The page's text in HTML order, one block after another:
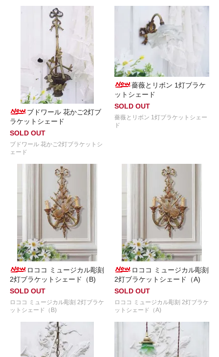
ブドワール 花かご2灯ブ
ラケットシェード
SOLD OUT
ブドワール 花かご2灯ブラケットシ
ェード
薔薇とリボン 1灯ブラケ
ットシェード
SOLD OUT
薔薇とリボン 1灯ブラケットシェー
ド
ロココ ミュージカル彫刻
2灯ブラケットシェード（B)
SOLD OUT
ロココ ミュージカル彫刻 2灯ブラケ
ットシェード（B)
ロココ ミュージカル彫刻
2灯ブラケットシェード（A)
SOLD OUT
ロココ ミュージカル彫刻 2灯ブラケ
ットシェード（A)